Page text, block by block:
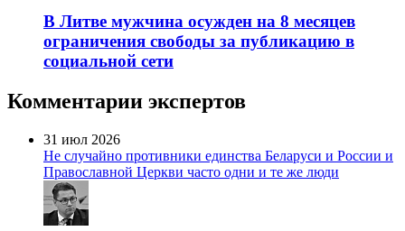
В Литве мужчина осужден на 8 месяцев
ограничения свободы за публикацию в
социальной сети
Комментарии экспертов
31 июл 2026
Не случайно противники единства Беларуси и России и
Православной Церкви часто одни и те же люди